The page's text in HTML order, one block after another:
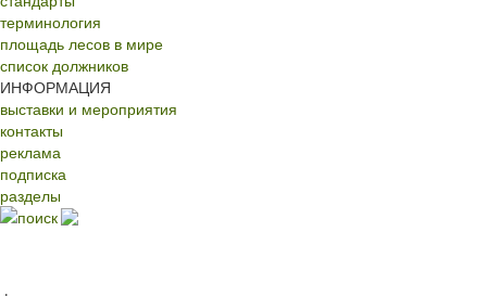
терминология
площадь лесов в мире
список должников
ИНФОРМАЦИЯ
выставки и мероприятия
контакты
реклама
подписка
разделы
поиск